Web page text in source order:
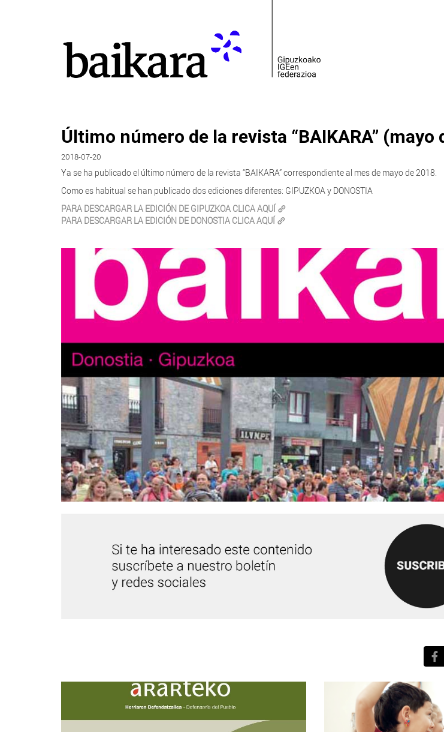
Último número de la revista “BAIKARA” (mayo
2018-07-20
Ya se ha publicado el último número de la revista “BAIKARA” correspondiente al mes de mayo de 2018.
Como es habitual se han publicado dos ediciones diferentes: GIPUZKOA y DONOSTIA
PARA DESCARGAR LA EDICIÓN DE GIPUZKOA CLICA AQUÍ
PARA DESCARGAR LA EDICIÓN DE DONOSTIA CLICA AQUÍ